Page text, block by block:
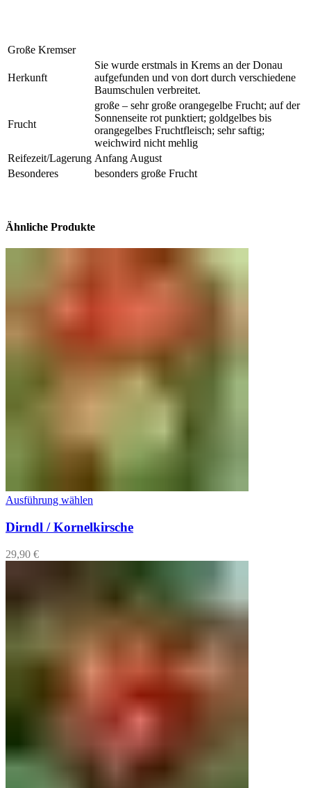
Große Kremser
Herkunft
Sie wurde erstmals in Krems an der Donau
aufgefunden und von dort durch verschiedene
Baumschulen verbreitet.
Frucht
große – sehr große orangegelbe Frucht; auf der
Sonnenseite rot punktiert; goldgelbes bis
orangegelbes Fruchtfleisch; sehr saftig;
weichwird nicht mehlig
Reifezeit/Lagerung Anfang August
Besonderes
besonders große Frucht
Ähnliche Produkte
Ausführung wählen
Dirndl / Kornelkirsche
29,90 €